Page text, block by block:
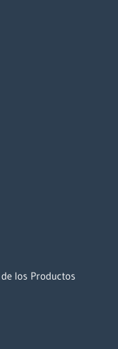
los Productos